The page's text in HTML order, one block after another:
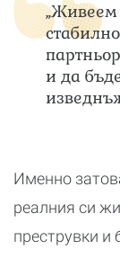
„Живеем
и да
Именно
реалния си
преструвки и